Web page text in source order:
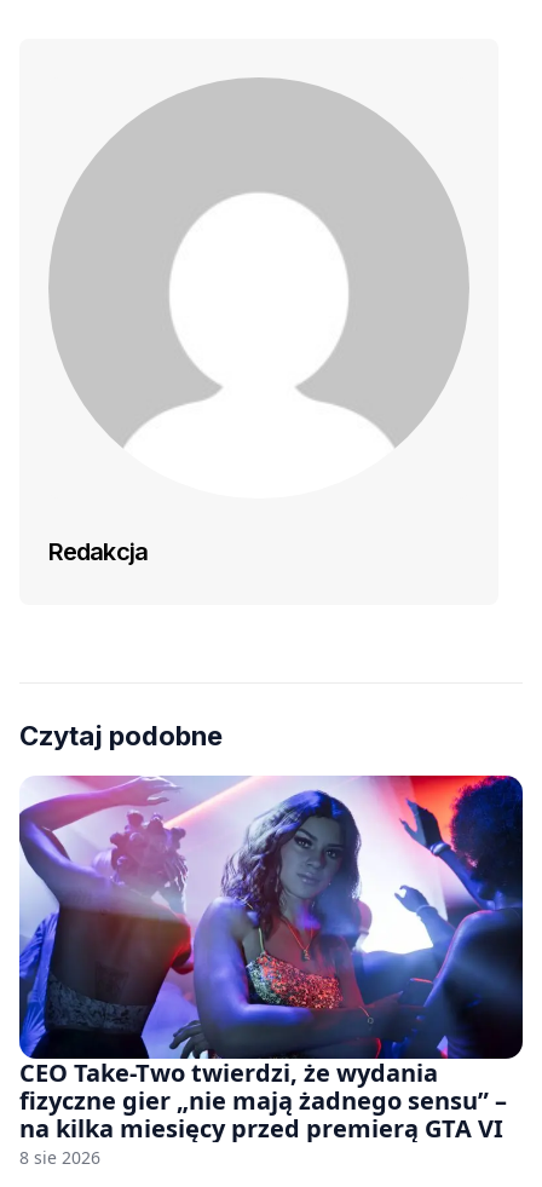
Redakcja
Czytaj podobne
CEO Take-Two twierdzi, że wydania
fizyczne gier „nie mają żadnego sensu” –
na kilka miesięcy przed premierą GTA VI
8 sie 2026